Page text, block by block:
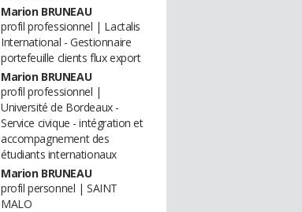
Marion BRUNEAU
profil professionnel | Lactalis
International - Gestionnaire
portefeuille clients flux export
Marion BRUNEAU
profil professionnel |
Université de Bordeaux -
Service civique - intégration et
accompagnement des
étudiants internationaux
Marion BRUNEAU
profil personnel | SAINT
MALO